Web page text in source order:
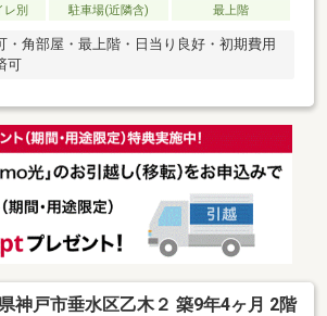
レ別
駐車場(近隣含) 最上階
・角部屋・最上階・日当り良好・初期費用
可
神戸市垂水区乙木２ 築9年4ヶ月 2階